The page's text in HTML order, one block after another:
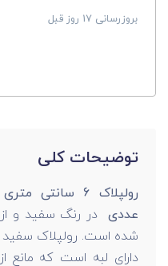
بروزرسانی 17 روز قبل
توضیحات کلی
عددی در رنگ سفید و
دارای لبه است که